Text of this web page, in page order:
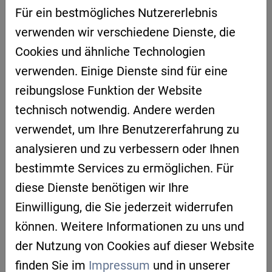
09:00 | Begrüßung
Uwe Pfeil, Cluster Mobility & Logistics
09:05 | Quantum Computing - Hype vs.
Potenziale
Prof. Dr. Wolfgang Mauerer, OTH Regensburg
09:30 | Der Quantencomputer kommt –
Zukunftstechnologie einfach erklärt
Dr. Vanessa Junk, Optware GmbH
10:00 | Q&A-Session
Prof. Wolfgang Mauerer, Petra Eichenseher &
Dr. Vanessa Junk
Für ein bestmögliches Nutzererlebnis
verwenden wir verschiedene Dienste, die
Cookies und ähnliche Technologien
verwenden. Einige Dienste sind für eine
reibungslose Funktion der Website
technisch notwendig. Andere werden
verwendet, um Ihre Benutzererfahrung zu
analysieren und zu verbessern oder Ihnen
bestimmte Services zu ermöglichen. Für
diese Dienste benötigen wir Ihre
Einwilligung, die Sie jederzeit widerrufen
können. Weitere Informationen zu uns und
der Nutzung von Cookies auf dieser Website
finden Sie im Impressum und in unserer